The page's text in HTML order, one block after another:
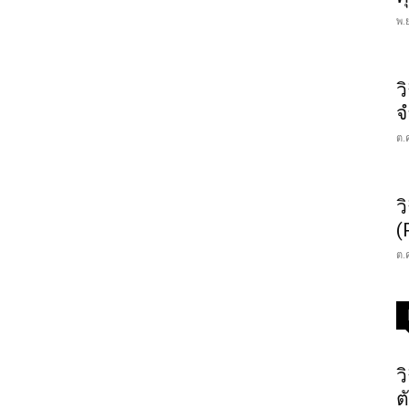
พ.
ต.
ต.